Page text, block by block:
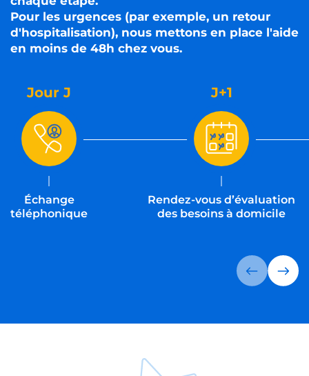
Petits-fils
à vos côtés à chaque
étape
Votre conseiller s'adapte à votre rythme pour
chaque étape.
Pour les urgences (par exemple, un retour
d'hospitalisation), nous mettons en place l'aide